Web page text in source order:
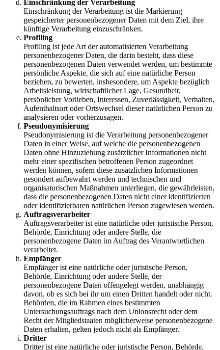
Einschränkung der Verarbeitung
Einschränkung der Verarbeitung ist die Markierung
gespeicherter personenbezogener Daten mit dem Ziel, ihre
künftige Verarbeitung einzuschränken.
Profiling
Profiling ist jede Art der automatisierten Verarbeitung
personenbezogener Daten, die darin besteht, dass diese
personenbezogenen Daten verwendet werden, um bestimmte
persönliche Aspekte, die sich auf eine natürliche Person
beziehen, zu bewerten, insbesondere, um Aspekte bezüglich
Arbeitsleistung, wirtschaftlicher Lage, Gesundheit,
persönlicher Vorlieben, Interessen, Zuverlässigkeit, Verhalten,
Aufenthaltsort oder Ortswechsel dieser natürlichen Person zu
analysieren oder vorherzusagen.
Pseudonymisierung
Pseudonymisierung ist die Verarbeitung personenbezogener
Daten in einer Weise, auf welche die personenbezogenen
Daten ohne Hinzuziehung zusätzlicher Informationen nicht
mehr einer spezifischen betroffenen Person zugeordnet
werden können, sofern diese zusätzlichen Informationen
gesondert aufbewahrt werden und technischen und
organisatorischen Maßnahmen unterliegen, die gewährleisten,
dass die personenbezogenen Daten nicht einer identifizierten
oder identifizierbaren natürlichen Person zugewiesen werden.
Auftragsverarbeiter
Auftragsverarbeiter ist eine natürliche oder juristische Person,
Behörde, Einrichtung oder andere Stelle, die
personenbezogene Daten im Auftrag des Verantwortlichen
verarbeitet.
Empfänger
Empfänger ist eine natürliche oder juristische Person,
Behörde, Einrichtung oder andere Stelle, der
personenbezogene Daten offengelegt werden, unabhängig
davon, ob es sich bei ihr um einen Dritten handelt oder nicht.
Behörden, die im Rahmen eines bestimmten
Untersuchungsauftrags nach dem Unionsrecht oder dem
Recht der Mitgliedstaaten möglicherweise personenbezogene
Daten erhalten, gelten jedoch nicht als Empfänger.
Dritter
Dritter ist eine natürliche oder juristische Person, Behörde,